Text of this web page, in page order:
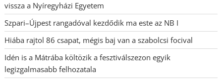
vissza a Nyíregyházi Egyetem
Szpari–Újpest rangadóval kezdődik ma este az NB I
Hiába rajtol 86 csapat, mégis baj van a szabolcsi focival
Idén is a Mátrába költözik a fesztiválszezon egyik
legizgalmasabb felhozatala